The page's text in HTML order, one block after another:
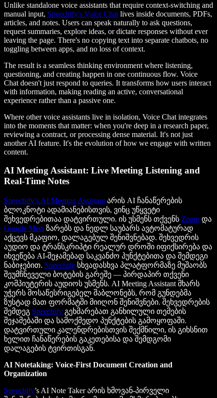
Unlike standalone voice assistants that require context-switching and
manual input, Speechify's Voice Chat lives inside documents, PDFs,
articles, and notes. Users can speak naturally to ask questions,
request summaries, explore ideas, or dictate responses without ever
leaving the page. There's no copying text into separate chatbots, no
toggling between apps, and no loss of context.
The result is a seamless thinking environment where listening,
questioning, and creating happen in one continuous flow. Voice
Chat doesn't just respond to queries. It transforms how users interact
with information, making reading an active, conversational
experience rather than a passive one.
Where other voice assistants live in isolation, Voice Chat integrates
into the moments that matter: when you're deep in a research paper,
reviewing a contract, or processing dense material. It's not just
another AI feature. It's the evolution of how we engage with written
content.
AI Meeting Assistant: Live Meeting Listening and
Real-Time Notes
Speechify’s AI Meeting Assistant არის AI ჩანაწერების
ბლოკნოტი ადამიანებისთვის, ვინც უწყვეტი
შეხვედრებითაა დატვირთული. ის უსმენს თქვენს Zoom და
Google Meet ზარებს და ნედლ საუბარს ავტომატურად
აქცევს მკაფიო, დალაგებულ შენიშვნებად. შეხვედრის
აუდიო და ტრანსკრიპტი რეალურ დროში იფიქსირება და
იხვეწება AI-შეჯამებად საკვანძო პუნქტებითა და შემდეგი
ნაბიჯებით. Speechify სხვადასხვა პლატფორმაზე მუშაობს
შეუმჩნეველი ბოტების გარეშე — პირდაპირ თქვენი
კომპიუტერის აუდიოს უსმენს. AI Meeting Assistant მხარს
უჭერს მოსაწესრიგებელ შაბლონებს, რომ გუნდებმა
ზუსტად მათ ფორმატში მიიღონ შენიშვნები. შეხვედრების
შემდეგ Speechify გეხმარებათ განხილული თემების
შეჯამებაში და სამოქმედო პუნქტების გამოყოფაში.
დატვირთული კალენდრებისთვის შექმნილი, ის გიხსნით
ხელით ჩანაწერების გაკეთებისა და შემდგომი
დალაგების ტვირთისგან.
AI Notetaking: Voice-First Document Creation and
Organization
Speechify’s AI Note Taker არის ხმოვან-პირველი